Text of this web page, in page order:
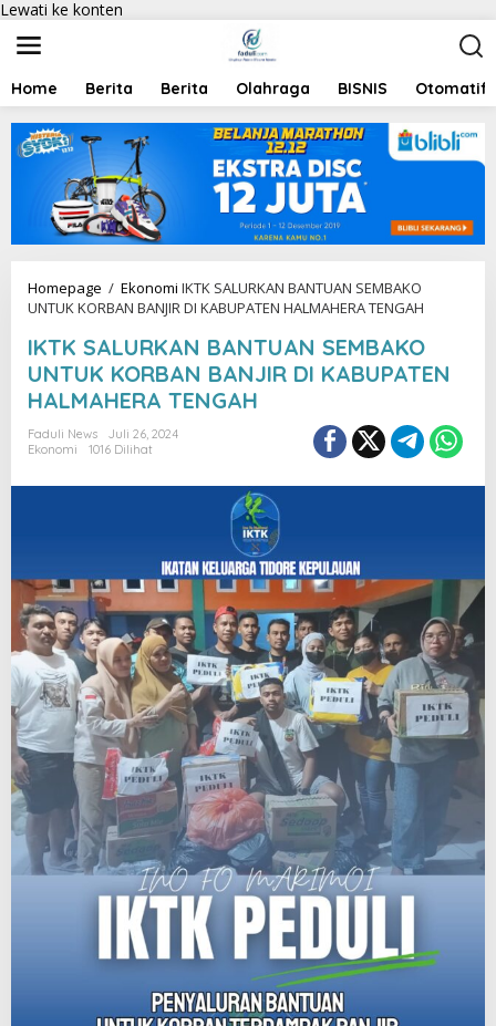
Lewati ke konten
Home Berita Berita Olahraga BISNIS Otomatif
Homepage / Ekonomi IKTK SALURKAN BANTUAN SEMBAKO
UNTUK KORBAN BANJIR DI KABUPATEN HALMAHERA TENGAH
IKTK SALURKAN BANTUAN SEMBAKO
UNTUK KORBAN BANJIR DI KABUPATEN
HALMAHERA TENGAH
Faduli News
Juli 26, 2024
Ekonomi
1016 Dilihat